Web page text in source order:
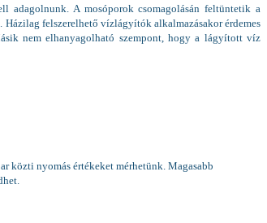
adagolnunk. A mosóporok csomagolásán feltüntetik a
Házilag felszerelhető vízlágyítók alkalmazásakor érdemes
nem elhanyagolható szempont, hogy a lágyított víz
közti nyomás értékeket mérhetünk. Magasabb